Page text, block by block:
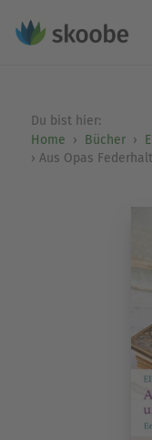
Du bist hier:
Home
Bücher
Aus Opas